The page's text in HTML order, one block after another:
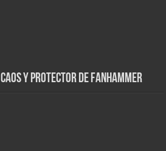
y Protector de FanHammer